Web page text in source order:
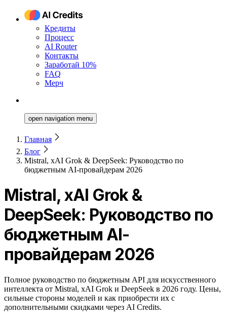
Кредиты
Процесс
AI Router
Контакты
Заработай 10%
FAQ
Мерч
open navigation menu
Главная
Блог
Mistral, xAI Grok & DeepSeek: Руководство по
бюджетным AI-провайдерам 2026
Mistral, xAI Grok &
DeepSeek: Руководство по
бюджетным AI-
провайдерам 2026
Полное руководство по бюджетным API для искусственного
интеллекта от Mistral, xAI Grok и DeepSeek в 2026 году. Цены,
сильные стороны моделей и как приобрести их с
дополнительными скидками через AI Credits.